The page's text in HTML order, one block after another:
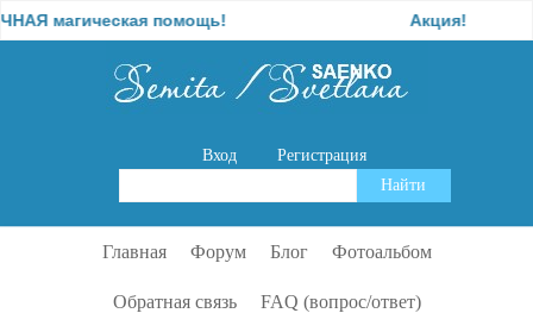
магическая помощь! Акция!
Вход Регистрация
Главная Форум Блог Фотоальбом
Обратная связь FAQ (вопрос/ответ)